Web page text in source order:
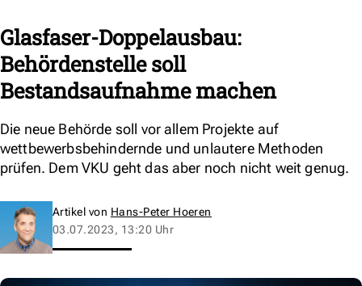
Glasfaser-Doppelausbau:
Behördenstelle soll
Bestandsaufnahme machen
Die neue Behörde soll vor allem Projekte auf
wettbewerbsbehindernde und unlautere Methoden
prüfen. Dem VKU geht das aber noch nicht weit genug.
Artikel von Hans-Peter Hoeren
03.07.2023, 13:20 Uhr